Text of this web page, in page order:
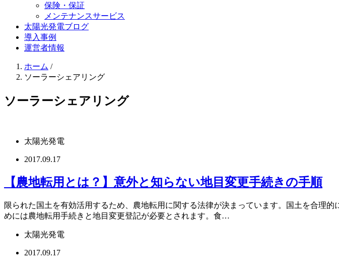
保険・保証
メンテナンスサービス
太陽光発電ブログ
導入事例
運営者情報
ホーム /
ソーラーシェアリング
ソーラーシェアリング
太陽光発電
2017.09.17
【農地転用とは？】意外と知らない地目変更手続きの手順
限られた国土を有効活用するため、農地転用に関する法律が決まっています。国土を合理
めには農地転用手続きと地目変更登記が必要とされます。食…
太陽光発電
2017.09.17